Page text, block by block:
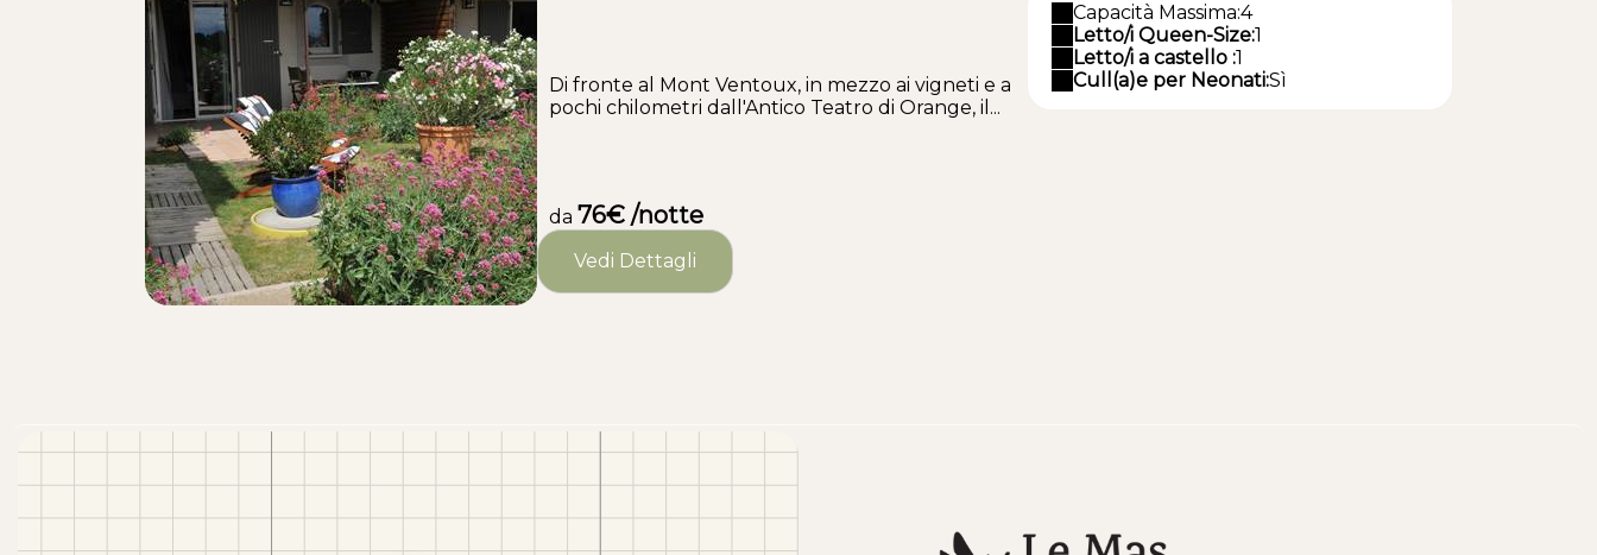
Di fronte al Mont Ventoux, in mezzo ai vigneti e a
pochi chilometri dall'Antico Teatro di Orange, il...
da 76€ /notte
Vedi Dettagli
Capacità Massima:4
Letto/i Queen-Size:1
Letto/i a castello :1
Cull(a)e per Neonati:Sì